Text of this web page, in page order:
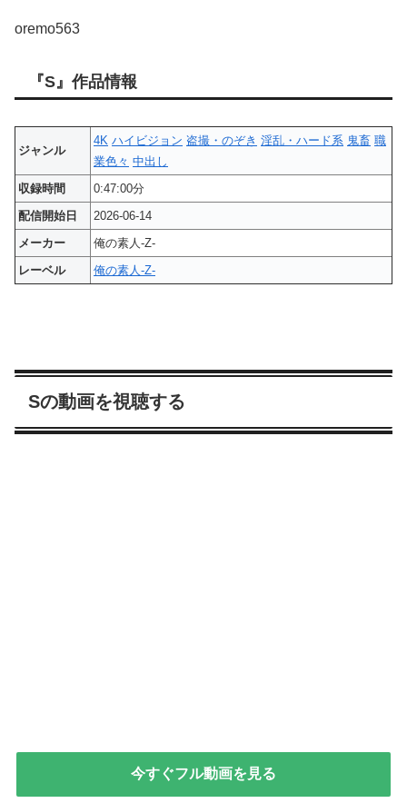
oremo563
『S』作品情報
ジャンル
4K ハイビジョン 盗撮・のぞき 淫乱・ハード系 鬼畜 職
業色々 中出し
収録時間
0:47:00分
配信開始日
2026-06-14
メーカー
俺の素人-Z-
レーベル
俺の素人-Z-
Sの動画を視聴する
今すぐフル動画を見る